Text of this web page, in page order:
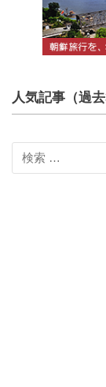
人気記事（過去
索: